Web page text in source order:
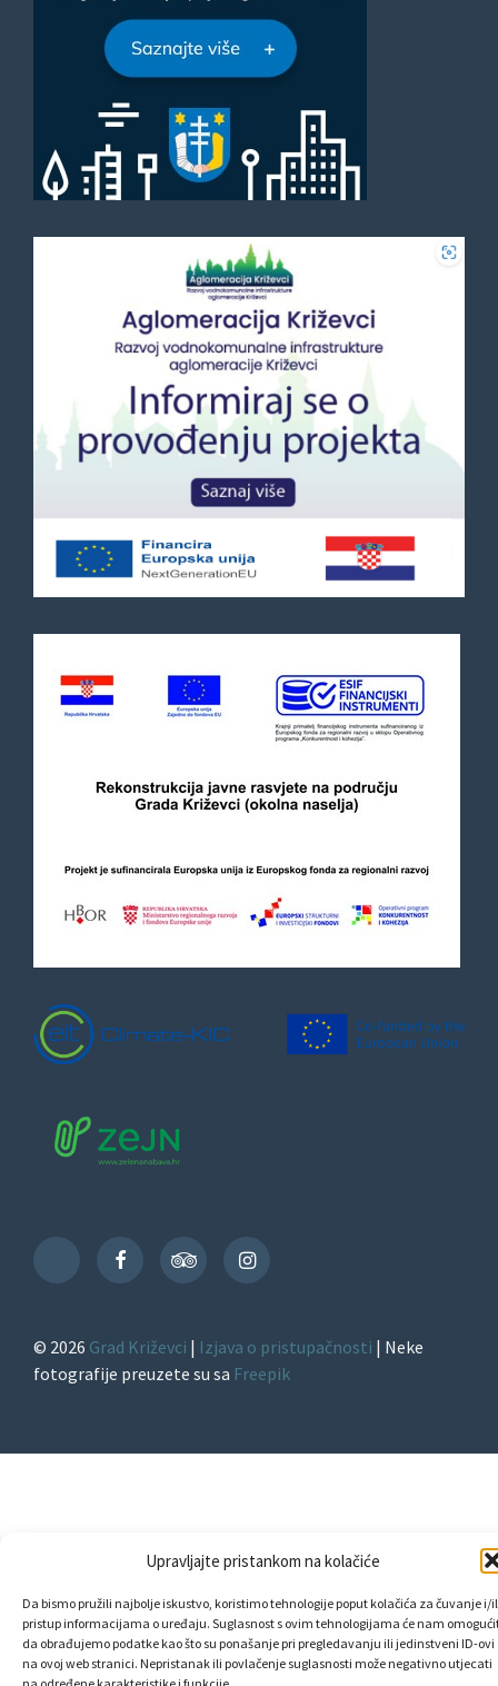
Upravljajte pristankom na kolačiće
Da bismo pružili najbolje iskustvo, koristimo tehnologije poput kolačića za čuvanje i/
pristup informacijama o uređaju. Suglasnost s ovim tehnologijama će nam
da obrađujemo podatke kao što su ponašanje pri pregledavanju ili jedinstveni ID-ovi
na ovoj web stranici. Nepristanak ili povlačenje suglasnosti može negativno utjecati
TikTok
FacebookTripAdvisorInstagram
© 2026 Grad Križevci | Izjava o pristupačnosti | Neke
fotografije preuzete su sa Freepik